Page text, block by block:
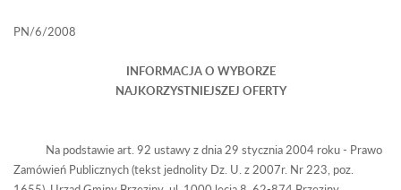
PN/6/2008
INFORMACJA O WYBORZE
NAJKORZYSTNIEJSZEJ OFERTY
Na podstawie art. 92 ustawy z dnia 29 stycznia 2004 roku - Prawo
Zamówień Publicznych (tekst jednolity Dz. U. z 2007r. Nr 223, poz.